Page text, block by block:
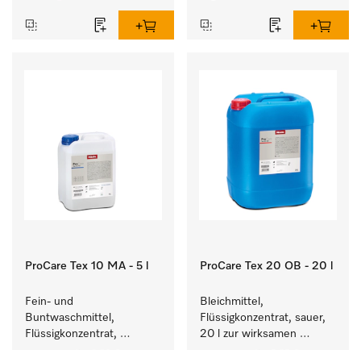
ProCare Tex 10 MA - 5 l
Fein- und
Buntwaschmittel,
Flüssigkonzentrat,
ProCare Tex 20 OB - 20 l
Bleichmittel,
Flüssigkonzentrat, sauer,
20 l zur wirksamen